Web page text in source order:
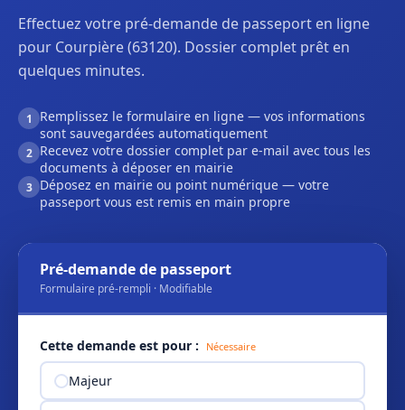
Effectuez votre pré-demande de passeport en ligne
pour Courpière (63120). Dossier complet prêt en
quelques minutes.
1
Remplissez le formulaire en ligne — vos informations
sont sauvegardées automatiquement
2 Recevez votre dossier complet par e-mail avec tous les
documents à déposer en mairie
3 Déposez en mairie ou point numérique — votre
passeport vous est remis en main propre
Pré-demande de passeport
Formulaire pré-rempli · Modifiable
Cette demande est pour : Nécessaire
Majeur